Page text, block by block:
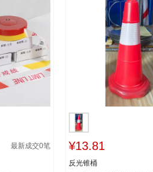
最新成交0笔 ¥13.81
反光锥桶